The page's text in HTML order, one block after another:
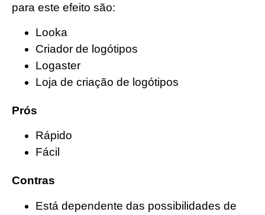
para este efeito são:
Looka
Criador de logótipos
Logaster
Loja de criação de logótipos
Prós
Rápido
Fácil
Contras
Está dependente das possibilidades de